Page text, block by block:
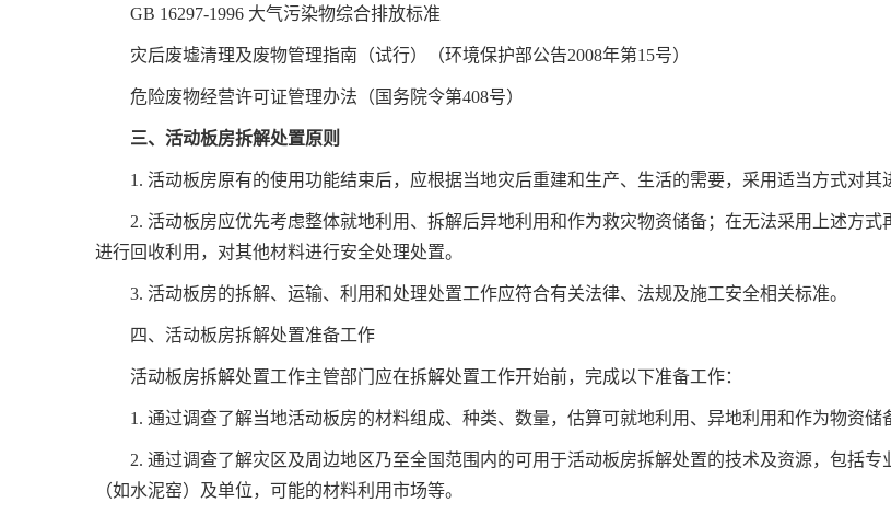
GB 16297-1996 大气污染物综合排放标准
灾后废墟清理及废物管理指南（试行）（环境保护部公告2008年第15号）
危险废物经营许可证管理办法（国务院令第408号）
三、活动板房拆解处置原则
1. 活动板房原有的使用功能结束后，应根据当地灾后重建和生产、生活的需要，采用适当方式对
2. 活动板房应优先考虑整体就地利用、拆解后异地利用和作为救灾物资储备；在无法采用上述方
进行回收利用，对其他材料进行安全处理处置。
3. 活动板房的拆解、运输、利用和处理处置工作应符合有关法律、法规及施工安全相关标准。
四、活动板房拆解处置准备工作
活动板房拆解处置工作主管部门应在拆解处置工作开始前，完成以下准备工作：
1. 通过调查了解当地活动板房的材料组成、种类、数量，估算可就地利用、异地利用和作为物资储
2. 通过调查了解灾区及周边地区乃至全国范围内的可用于活动板房拆解处置的技术及资源，包括
（如水泥窑）及单位，可能的材料利用市场等。